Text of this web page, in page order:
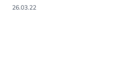
26.03.22